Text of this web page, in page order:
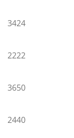
3424
2222
3650
2440